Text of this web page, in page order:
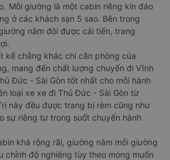
Mỗi giường là một cabin riêng kín đáo
ở các khách sạn 5 sao. Bên trong
nằm đôi được cải tiến, trang
kế chẳng khác chi căn phòng của
mang đến chất lượng chuyến đi Vĩnh
Đức - Sài Gòn tốt nhất cho mỗi hành
loại xe xe đi Thủ Đức - Sài Gòn từ
này đều được trang bị rèm cũng như
sự riêng tư trong suốt chuyến hành
khá rộng rãi, giường nằm mỗi giường
chỉnh độ nghiêng tùy theo mong muốn